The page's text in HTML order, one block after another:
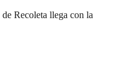
Recoleta llega con la